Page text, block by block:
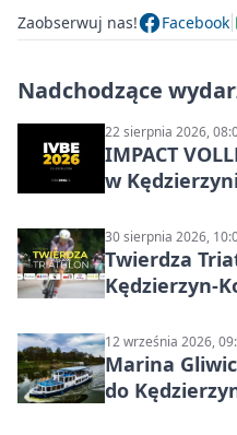
Zaobserwuj nas! Facebook
Nadchodzące
22 sierpnia 2026,
IMPACT
w
30 sierpnia 2026,
Twierdza
Kędzierzyn-
12 września 2026,
Marina
do